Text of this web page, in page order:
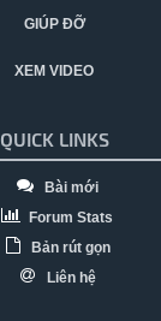
GIÚP ĐỠ
XEM VIDEO
QUICK LINKS
Bài mới
Forum Stats
Bản rút gọn
Liên hệ